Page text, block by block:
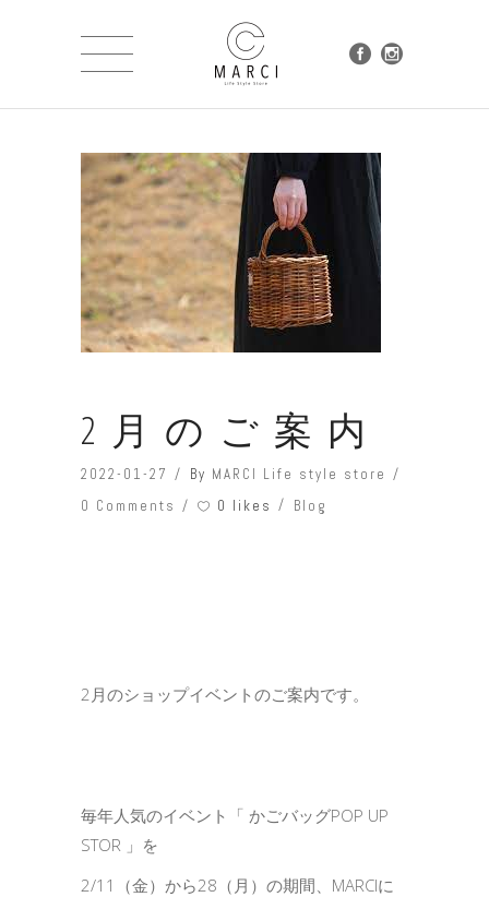
2月のご案内
2022-01-27 By MARCI Life style store
0 Comments
0 likes Blog
2月のショップイベントのご案内です。
毎年人気のイベント「 かごバッグPOP UP
STOR 」を
2/11（金）から28（月）の期間、MARCIに